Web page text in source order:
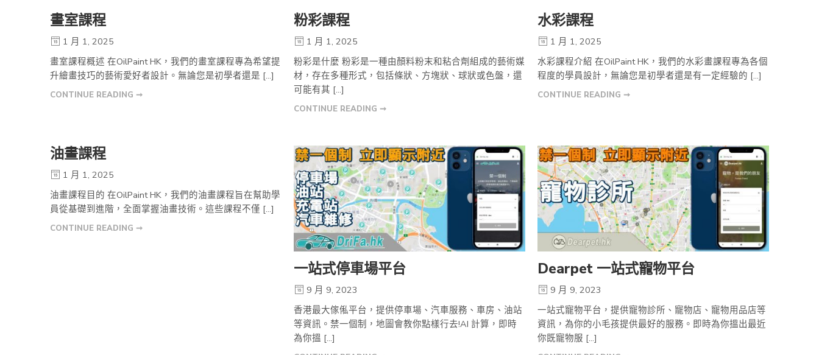
畫室課程
1 月 1, 2025
畫室課程概述 在OilPaint HK，我們的畫室課程專為希望提
升繪畫技巧的藝術愛好者設計。無論您是初學者還是 […]
CONTINUE READING ➞
粉彩課程
1 月 1, 2025
粉彩是什麼 粉彩是一種由顏料粉末和粘合劑組成的藝術媒
材，存在多種形式，包括條狀、方塊狀、球狀或色盤，還
可能有其 […]
CONTINUE READING ➞
水彩課程
1 月 1, 2025
水彩課程介紹 在OilPaint HK，我們的水彩畫課程專為各個
程度的學員設計，無論您是初學者還是有一定經驗的 […]
CONTINUE READING ➞
油畫課程
1 月 1, 2025
油畫課程目的 在OilPaint HK，我們的油畫課程旨在幫助學
員從基礎到進階，全面掌握油畫技術。這些課程不僅 […]
CONTINUE READING ➞
一站式停車場平台
9 月 9, 2023
香港最大傢俬平台，提供停車場、汽車服務、車房、油站
等資訊。禁一個制，地圖會教你點樣行去!AI 計算，即時
為你搵 […]
Dearpet 一站式寵物平台
9 月 9, 2023
一站式寵物平台，提供寵物診所、寵物店、寵物用品店等
資訊，為你的小毛孩提供最好的服務。即時為你搵出最近
你既寵物服 […]